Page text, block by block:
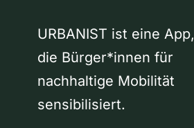
URBANIST ist eine App,
die Bürger*innen für
nachhaltige Mobilität
sensibilisiert.